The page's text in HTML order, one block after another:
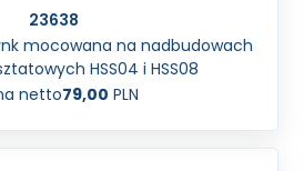
23638
mocowana na nadbudowach
HSS04 i HSS08
netto79,00 PLN